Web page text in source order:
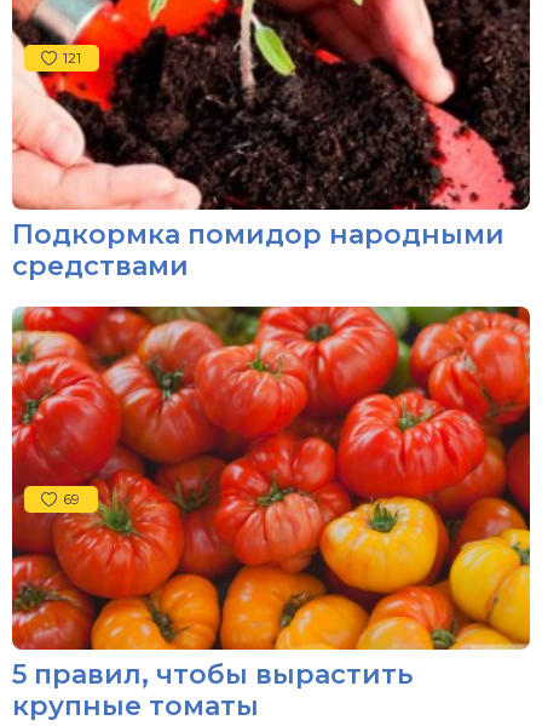
121
Подкормка помидор народными
средствами
69
5 правил, чтобы вырастить
крупные томаты